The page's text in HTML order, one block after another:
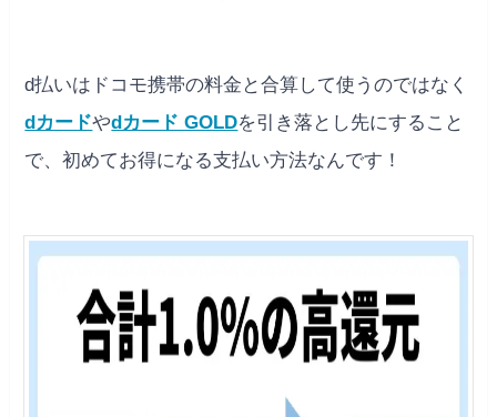
d払いはドコモ携帯の料金と合算して使うのではなく
dカードやdカード GOLDを引き落とし先にすること
で、初めてお得になる支払い方法なんです！